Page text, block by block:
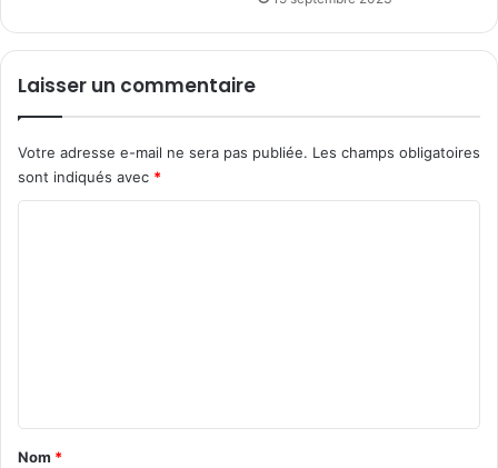
n
l
u
e
Laisser un commentaire
Votre adresse e-mail ne sera pas publiée. Les champs obligatoires
sont indiqués avec *
a
Nom *